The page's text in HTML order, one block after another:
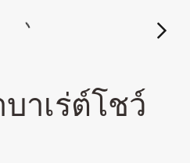
าเร่ต์โชว์